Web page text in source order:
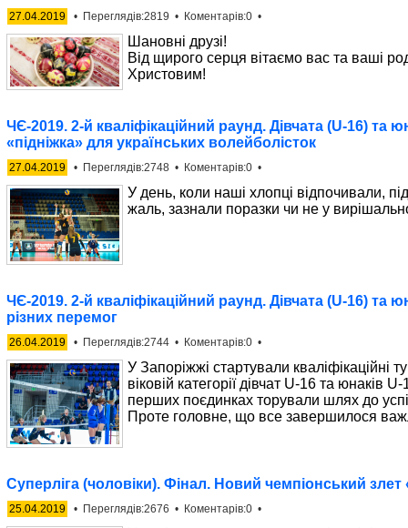
27.04.2019 • Переглядів:2819 • Коментарів:0 •
Шановні друзі!
Від щирого серця вітаємо вас та ваші
Христовим!
ЧЄ-2019. 2-й кваліфікаційний раунд. Дівчата (U-16) та
«підніжка» для українських волейболісток
27.04.2019 • Переглядів:2748 • Коментарів:0 •
У день, коли наші хлопці відпочивали,
жаль, зазнали поразки чи не у
ЧЄ-2019. 2-й кваліфікаційний раунд. Дівчата (U-16) та
різних перемог
26.04.2019 • Переглядів:2744 • Коментарів:0 •
У Запоріжжі стартували кваліфікаційні
віковій категорії дівчат U-16 та юнаків
перших поєдинках торували шлях до
Проте головне, що все завершилося
Суперліга (чоловіки). Фінал. Новий чемпіонський злет
25.04.2019 • Переглядів:2676 • Коментарів:0 •